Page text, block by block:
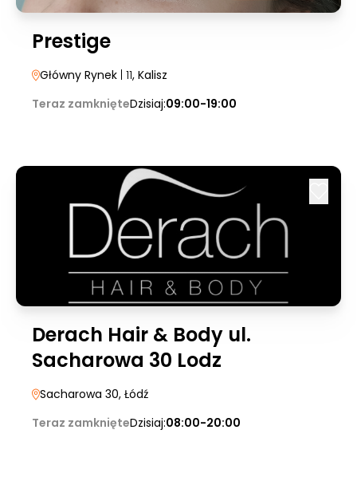
Prestige
Główny Rynek | 11, Kalisz
Teraz zamknięteDzisiaj:09:00-19:00
Derach Hair & Body ul.
Sacharowa 30 Lodz
Sacharowa 30, Łódź
Teraz zamknięteDzisiaj:08:00-20:00